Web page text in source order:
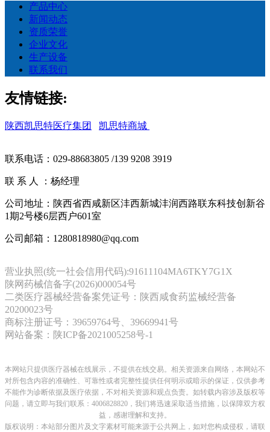
产品中心
新闻动态
资质荣誉
企业文化
生产设备
联系我们
友情链接:
陕西凯思特医疗集团 凯思特商城
联系电话：029-88683805 /139 9208 3919
联 系 人 ：杨经理
公司地址：陕西省西咸新区沣西新城沣润西路联东科技创新谷
1期2号楼6层西户601室
公司邮箱：1280818980@qq.com
营业执照(统一社会信用代码):91611104MA6TKY7G1X
陕网药械信备字(2026)000054号
二类医疗器械经营备案凭证号：陕西咸食药监械经营备
20200023号
商标注册证号：39659764号、39669941号
网站备案：陕ICP备2021005258号-1
本网站只提供医疗器械在线展示，不提供在线交易。相关资源来自网络，本网站不
对所包含内容的准确性、可靠性或者完整性提供任何明示或暗示的保证，仅供参考
不能作为诊断依据及医疗依据， 不对相关资源和观点负责。 如转载内容涉及版权等
问题，请立即与我们联系：4006828820，我们将迅速采取适当措施，以保障双方权
益，感谢理解和支持。
版权说明：本站部分图片及文字素材可能来源于公共网上，如对您构成侵权，请联